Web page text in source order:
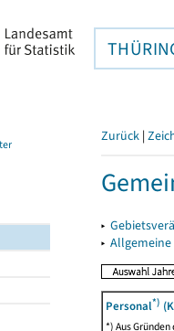
Zurück |
▸
▸
Personal*)
*) Aus